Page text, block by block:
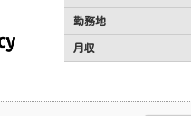
勤務地
月収